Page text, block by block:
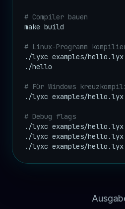
# Compiler bauen
make build
# Linux-Programm
./lyxc examples/
./hello
# Für Windows
./lyxc examples/
# Debug flags
./lyxc examples/
./lyxc examples/
./lyxc examples/